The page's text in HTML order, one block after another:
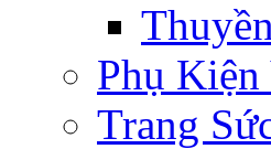
Thuyền
Phụ
Trang